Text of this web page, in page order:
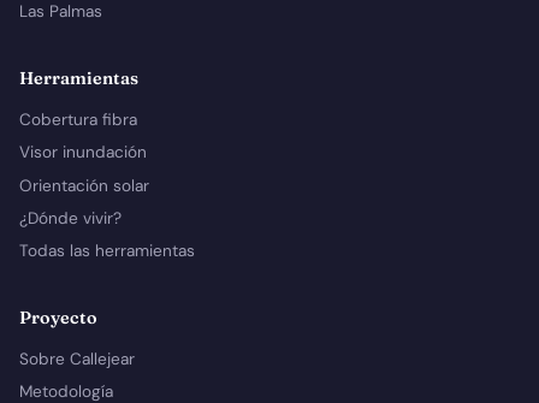
Las Palmas
Herramientas
Cobertura fibra
Visor inundación
Orientación solar
¿Dónde vivir?
Todas las herramientas
Proyecto
Sobre Callejear
Metodología